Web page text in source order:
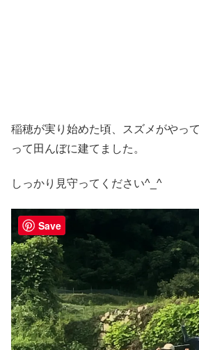
稲穂が実り始めた頃、スズメがやっ
って田んぼに建てました。
しっかり見守ってください^_^
Save